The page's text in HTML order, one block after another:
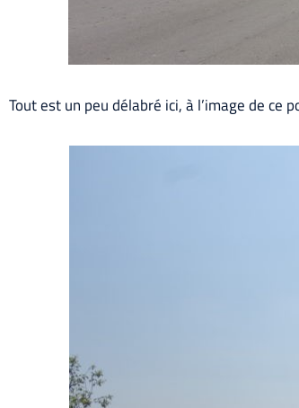
Tout est un peu délabré ici, à l’image de ce